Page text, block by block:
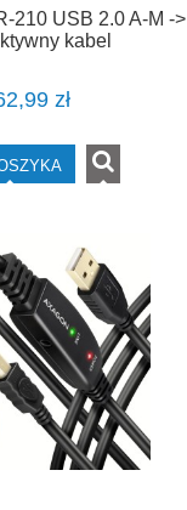
210 USB 2.0 A-M ->
kabel
zł